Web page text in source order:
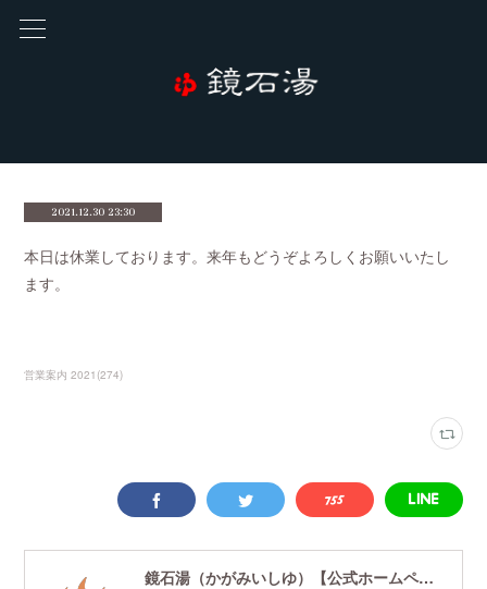
2021.12.30 23:30
本日は休業しております。来年もどうぞよろしくお願いいたし
ます。
営業案内 2021 (274)
鏡石湯（かがみいしゆ）【公式ホームページ】